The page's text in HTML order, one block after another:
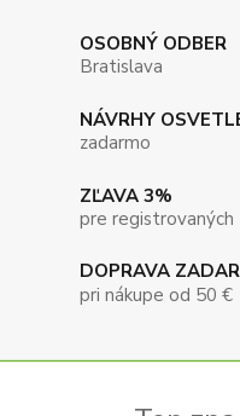
OSOBNÝ ODBER
Bratislava
NÁVRHY
zadarmo
ZĽAVA 3%
pre registrovaných
DOPRAVA
pri nákupe od 50 €